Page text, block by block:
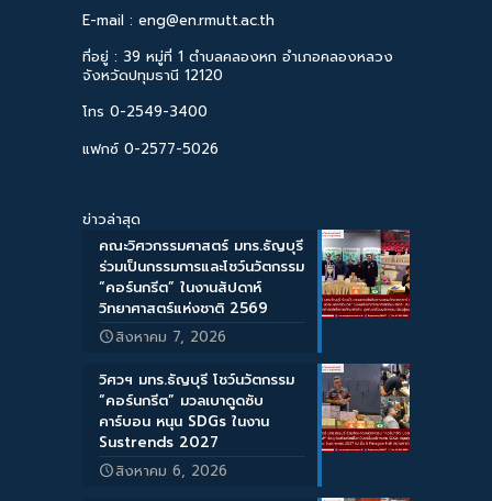
E-mail : eng@en.rmutt.ac.th
ที่อยู่ : 39 หมู่ที่ 1 ตำบลคลองหก อำเภอคลองหลวง
จังหวัดปทุมธานี 12120
โทร 0-2549-3400
แฟกซ์ 0-2577-5026
ข่าวล่าสุด
คณะวิศวกรรมศาสตร์ มทร.ธัญบุรี
ร่วมเป็นกรรมการและโชว์นวัตกรรม
“คอร์นกรีต” ในงานสัปดาห์
วิทยาศาสตร์แห่งชาติ 2569
สิงหาคม 7, 2026
วิศวฯ มทร.ธัญบุรี โชว์นวัตกรรม
“คอร์นกรีต” มวลเบาดูดซับ
คาร์บอน หนุน SDGs ในงาน
Sustrends 2027
สิงหาคม 6, 2026